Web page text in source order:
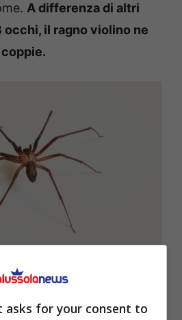
A differenza di altri
occhi, il ragno violino ne
il ragno violino – Salussolanews.it
e sottili che gli
asks for your consent to